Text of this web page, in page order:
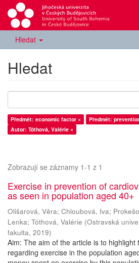
Hledat
Hledat
Předmět: economic factor × Předmět:
Autor: Tóthová, Valérie ×
Zobrazují se záznamy 1-1 z 1
Exercise in prevention of
as seen in population aged 40+
Olišarová, Věra; Chloubová, Iva;
Lenka; Tóthová, Valérie (Ostravská
fakulta, 2019)
Aim: The aim of the article is to highlight
regarding exercise in the population